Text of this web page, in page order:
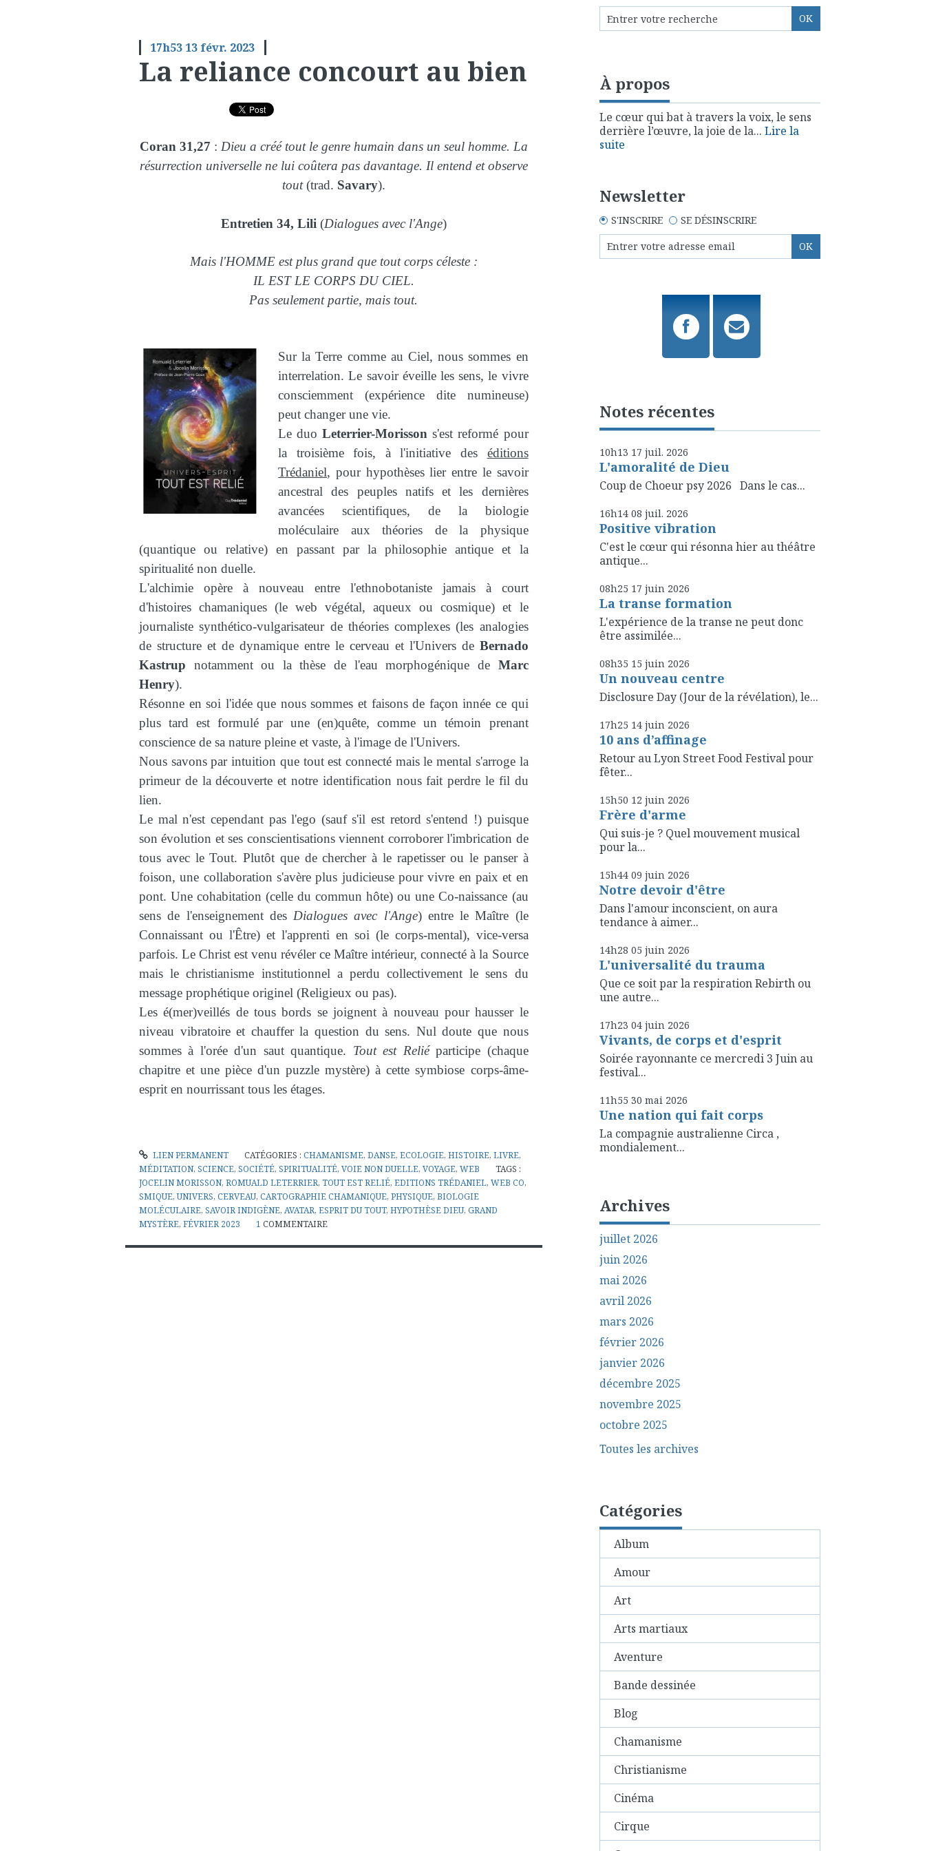
17h53 13 févr. 2023
La reliance concourt au bien
Coran 31,27 : Dieu a créé tout le genre humain dans un seul homme. La
résurrection universelle ne lui coûtera pas davantage. Il entend et observe
tout(trad. Savary).
Entretien 34, Lili (Dialogues avec l'Ange)
Mais l'HOMME est plus grand que tout corps céleste :
IL EST LE CORPS DU CIEL.
Pas seulement partie, mais tout.
Sur la Terre comme au Ciel, nous sommes en
interrelation. Le savoir éveille les sens, le vivre
consciemment (expérience dite numineuse)
peut changer une vie.
Le duo Leterrier-Morisson s'est reformé pour
la troisième fois, à l'initiative des éditions
Trédaniel, pour hypothèses lier entre le savoir
ancestral des peuples natifs et les dernières
avancées scientifiques, de la biologie
moléculaire aux théories de la physique
(quantique ou relative) en passant par la philosophie antique et la
spiritualité non duelle.
L'alchimie opère à nouveau entre l'ethnobotaniste jamais à court
d'histoires chamaniques (le web végétal, aqueux ou cosmique) et le
journaliste synthético-vulgarisateur de théories complexes (les analogies
de structure et de dynamique entre le cerveau et l'Univers de Bernado
Kastrup notamment ou la thèse de l'eau morphogénique de Marc
Henry).
Résonne en soi l'idée que nous sommes et faisons de façon innée ce qui
plus tard est formulé par une (en)quête, comme un témoin prenant
conscience de sa nature pleine et vaste, à l'image de l'Univers.
Nous savons par intuition que tout est connecté mais le mental s'arroge la
primeur de la découverte et notre identification nous fait perdre le fil du
lien.
Le mal n'est cependant pas l'ego (sauf s'il est retord s'entend !) puisque
son évolution et ses conscientisations viennent corroborer l'imbrication de
tous avec le Tout. Plutôt que de chercher à le rapetisser ou le panser à
foison, une collaboration s'avère plus judicieuse pour vivre en paix et en
pont. Une cohabitation (celle du commun hôte) ou une Co-naissance (au
sens de l'enseignement des Dialogues avec l'Ange) entre le Maître (le
Connaissant ou l'Être) et l'apprenti en soi (le corps-mental), vice-versa
parfois. Le Christ est venu révéler ce Maître intérieur, connecté à la Source
mais le christianisme institutionnel a perdu collectivement le sens du
message prophétique originel (Religieux ou pas).
Les é(mer)veillés de tous bords se joignent à nouveau pour hausser le
niveau vibratoire et chauffer la question du sens. Nul doute que nous
sommes à l'orée d'un saut quantique. Tout est Reliéparticipe (chaque
chapitre et une pièce d'un puzzle mystère) à cette symbiose corps-âme-
esprit en nourrissant tous les étages.
LIEN PERMANENT CATÉGORIES :CHAMANISME,DANSE,ECOLOGIE,HISTOIRE,LIVRE,
MÉDITATION, SCIENCE, SOCIÉTÉ, SPIRITUALITÉ, VOIE NON DUELLE, VOYAGE, WEB
TAGS :
JOCELIN MORISSON, ROMUALD LETERRIER, TOUT EST RELIÉ, EDITIONS TRÉDANIEL, WEB CO,
SMIQUE,UNIVERS, CERVEAU, CARTOGRAPHIE CHAMANIQUE, PHYSIQUE, BIOLOGIE
MOLÉCULAIRE, SAVOIR INDIGÈNE, AVATAR, ESPRIT DU TOUT, HYPOTHÈSE DIEU, GRAND
MYSTÈRE, FÉVRIER 2023 1 COMMENTAIRE
À propos
Le cœur qui bat à travers la voix, le sens
derrière l’œuvre, la joie de la... Lire la
suite
Newsletter
S'INSCRIRE SE DÉSINSCRIRE
Notes récentes
10h13 17 juil. 2026
L'amoralité de Dieu
Coup de Choeur psy 2026 Dans le cas...
16h14 08 juil. 2026
Positive vibration
C'est le cœur qui résonna hier au théâtre
antique...
08h25 17 juin 2026
La transe formation
L'expérience de la transe ne peut donc
être assimilée...
08h35 15 juin 2026
Un nouveau centre
Disclosure Day (Jour de la révélation), le...
17h25 14 juin 2026
10 ans d’affinage
Retour au Lyon Street Food Festival pour
fêter...
15h50 12 juin 2026
Frère d'arme
Qui suis-je ? Quel mouvement musical
pour la...
15h44 09 juin 2026
Notre devoir d'être
Dans l'amour inconscient, on aura
tendance à aimer...
14h28 05 juin 2026
L'universalité du trauma
Que ce soit par la respiration Rebirth ou
une autre...
17h23 04 juin 2026
Vivants, de corps et d'esprit
Soirée rayonnante ce mercredi 3 Juin au
festival...
11h55 30 mai 2026
Une nation qui fait corps
La compagnie australienne Circa ,
mondialement...
Archives
juillet 2026
juin 2026
mai 2026
avril 2026
mars 2026
février 2026
janvier 2026
décembre 2025
novembre 2025
octobre 2025
Toutes les archives
Catégories
Album
Amour
Art
Arts martiaux
Aventure
Bande dessinée
Blog
Chamanisme
Christianisme
Cinéma
Cirque